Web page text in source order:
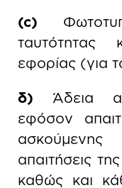
(c)
ταυτότητας
εφορίας (για
δ) Άδεια
εφόσον
απαιτήσεις
καθώς και